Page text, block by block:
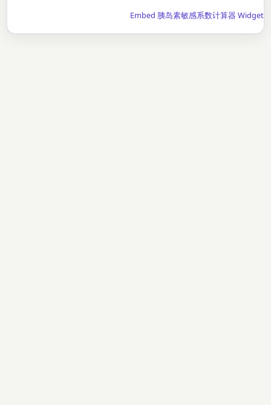
Embed 胰岛素敏感系数计算器 Widget